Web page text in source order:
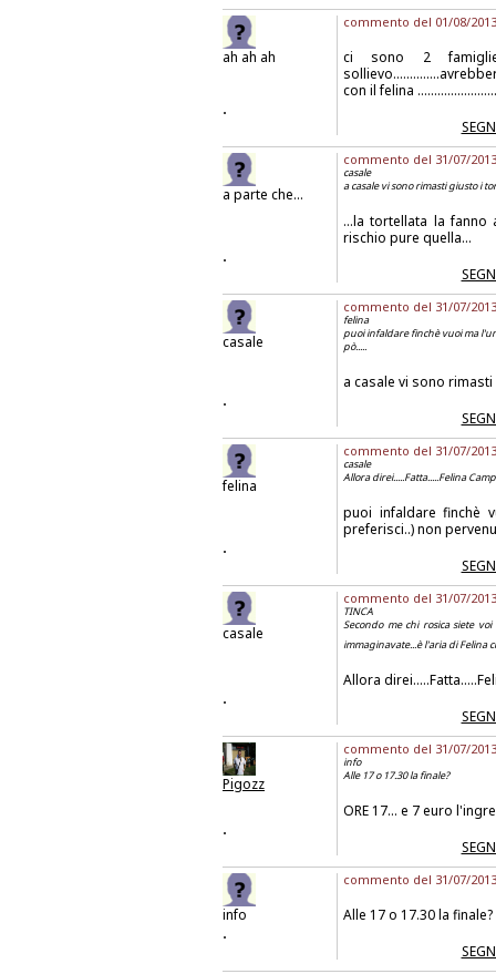
ah ah ah
commento del 01/08/
ci sono 2
con il felina
.
a parte che...
commento del 31/07/
casale
a casale vi sono rimasti giusto i
...la tortellata la fanno
rischio pure quella...
.
casale
commento del 31/07/
felina
puoi infaldare finchè vuoi ma
pò.....
a casale vi sono
.
felina
commento del 31/07/
casale
Allora direi.....Fatta.....Felina
puoi infaldare finchè
preferisci..) non
.
casale
commento del 31/07/
TINCA
Secondo me chi rosica siete
immaginavate...è l'aria di Felina
Allora
.
Pigozz
commento del 31/07/
info
Alle 17 o 17.30 la finale?
ORE 17... e 7 euro
.
info
commento del 31/07/
Alle 17 o 17.30 la finale?
.